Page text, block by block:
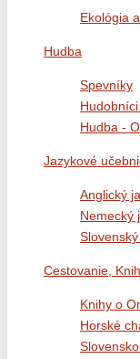
Ekológia
Hudba
Spevníky
Hudba -
Jazykové
Anglický
Nemecký
Cestovanie,
Knihy o
Horské